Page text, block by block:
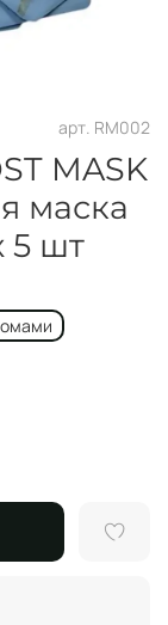
арт. RM002
MASK
маска
5 шт